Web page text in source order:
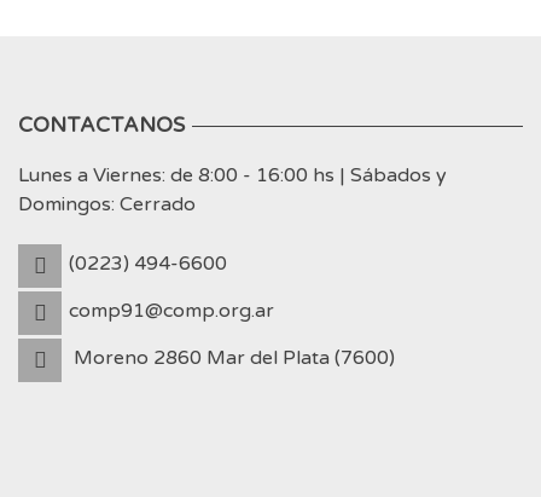
CONTACTANOS
Lunes a Viernes: de 8:00 - 16:00 hs | Sábados y
Domingos: Cerrado
(0223) 494-6600
comp91@comp.org.ar
Moreno 2860 Mar del Plata (7600)